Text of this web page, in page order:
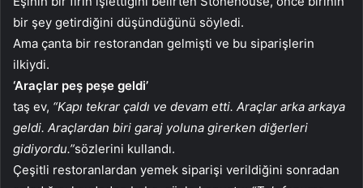
bir şey getirdiğini düşündüğünü söyledi.
Ama çanta bir restorandan gelmişti ve bu siparişlerin
ilkiydi.
‘Araçlar peş peşe geldi’
taş ev, “Kapı tekrar çaldı ve devam etti. Araçlar arka arkaya
geldi. Araçlardan biri garaj yoluna girerken diğerleri
gidiyordu.”sözlerini kullandı.
Çeşitli restoranlardan yemek siparişi verildiğini sonradan